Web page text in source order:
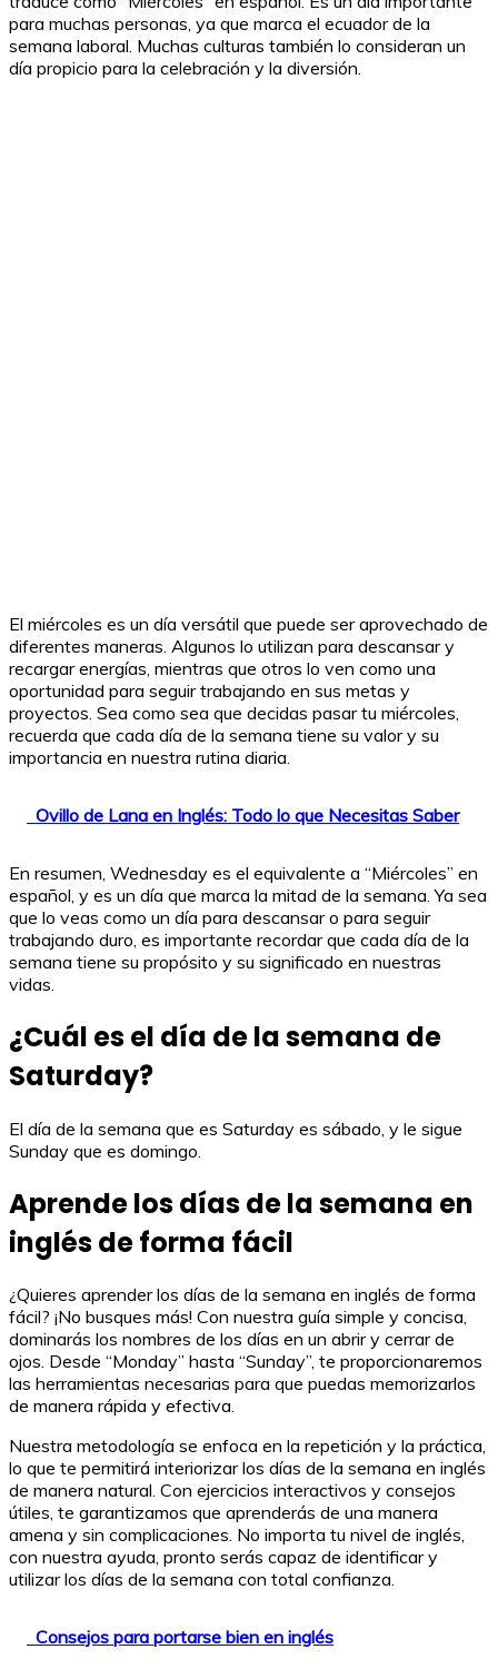
para muchas personas, ya que marca el ecuador de la
semana laboral. Muchas culturas también lo consideran un
día propicio para la celebración y la diversión.
El miércoles es un día versátil que puede ser aprovechado de
diferentes maneras. Algunos lo utilizan para descansar y
recargar energías, mientras que otros lo ven como una
oportunidad para seguir trabajando en sus metas y
proyectos. Sea como sea que decidas pasar tu miércoles,
recuerda que cada día de la semana tiene su valor y su
importancia en nuestra rutina diaria.
Ovillo de Lana en Inglés: Todo lo que Necesitas Saber
En resumen, Wednesday es el equivalente a “Miércoles” en
español, y es un día que marca la mitad de la semana. Ya sea
que lo veas como un día para descansar o para seguir
trabajando duro, es importante recordar que cada día de la
semana tiene su propósito y su significado en nuestras
vidas.
¿Cuál es el día de la semana de
Saturday?
El día de la semana que es Saturday es sábado, y le sigue
Sunday que es domingo.
Aprende los días de la semana en
inglés de forma fácil
¿Quieres aprender los días de la semana en inglés de forma
fácil? ¡No busques más! Con nuestra guía simple y concisa,
dominarás los nombres de los días en un abrir y cerrar de
ojos. Desde “Monday” hasta “Sunday”, te proporcionaremos
las herramientas necesarias para que puedas memorizarlos
de manera rápida y efectiva.
Nuestra metodología se enfoca en la repetición y la práctica,
lo que te permitirá interiorizar los días de la semana en inglés
de manera natural. Con ejercicios interactivos y consejos
útiles, te garantizamos que aprenderás de una manera
amena y sin complicaciones. No importa tu nivel de inglés,
con nuestra ayuda, pronto serás capaz de identificar y
utilizar los días de la semana con total confianza.
Consejos para portarse bien en inglés